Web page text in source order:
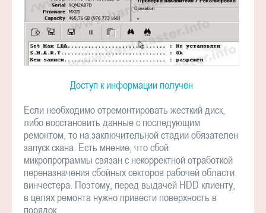
Доступ к информации получен
Если необходимо отремонтировать жесткий диск,
либо восстановить данные с последующим
ремонтом, то на заключительной стадии обязателен
запуск скана. Есть мнение, что сбой
микропрограммы связан с некорректной отработкой
переназначения сбойных секторов рабочей области
винчестера. Поэтому, перед выдачей HDD клиенту,
в целях ремонта нужно привести поверхность в
порядок.